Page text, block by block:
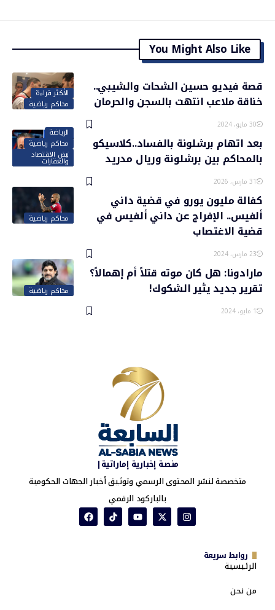
You Might Also Like
الأكثر قراءة
محاكم رياضية
قصة فيديو حسين الشحات والشيبي..
خناقة ملاعب انتهت بالسجن والحرمان
30 مايو، 2024
الرياضة
محاكم رياضية
نبض الاقتصاد
والعقارات
بعد اتهام برشلونة بالفساد..كلاسيكو
بالمحاكم بين برشلونة وريال مدريد
31 مارس، 2026
محاكم رياضية
كفالة مليون يورو في قضية داني
ألفيس.. الإفراج عن داني ألفيس في
قضية الاغتصاب
23 مارس، 2024
محاكم رياضية
مارادونا: هل كان موته قتلاً أم إهمالاً؟
تقرير جديد يثير الشكوك!
1 مايو، 2024
منصة إخبارية إماراتية|
متخصصة لنشر المحتوى الرسمي وتوثيق أخبار الجهات الحكومية
بالباركود الرقمي
روابط سريعة
الرئيسية
من نحن